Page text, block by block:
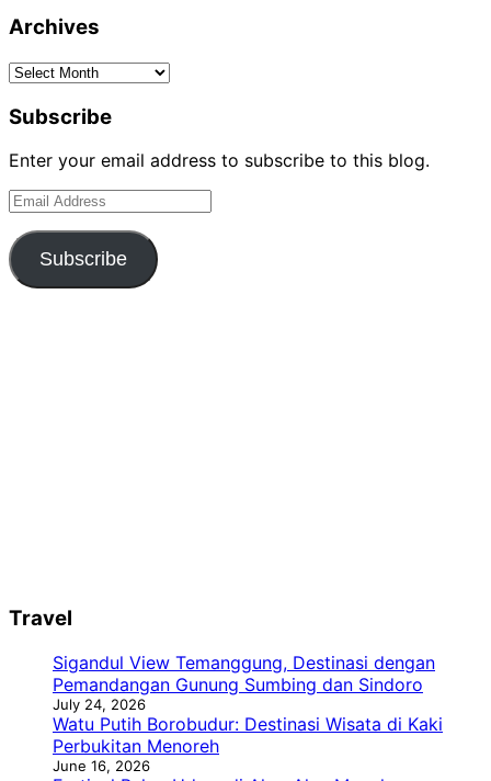
Archives
Archives
Subscribe
Enter your email address to subscribe to this blog.
Email
Subscribe
Travel
Sigandul View Temanggung, Destinasi dengan
Pemandangan Gunung Sumbing dan Sindoro
July 24, 2026
Watu Putih Borobudur: Destinasi Wisata di Kaki
Perbukitan Menoreh
June 16, 2026